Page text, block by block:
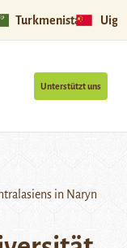
Turkmenistan
Unterstützt uns
in Naryn